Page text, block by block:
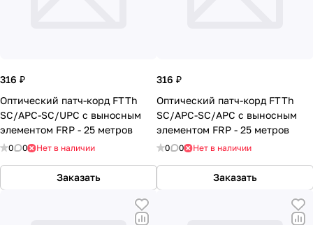
316 ₽
Оптический патч-корд FTTh
SC/APC-SC/UPC с выносным
элементом FRP - 25 метров
0 0 Нет в наличии
Заказать
316 ₽
Оптический патч-корд FTTh
SC/APC-SC/APC с выносным
элементом FRP - 25 метров
0 0 Нет в наличии
Заказать